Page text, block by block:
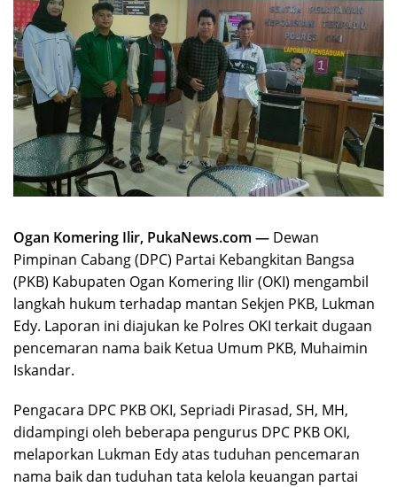
Ogan Komering Ilir, PukaNews.com — Dewan
Pimpinan Cabang (DPC) Partai Kebangkitan Bangsa
(PKB) Kabupaten Ogan Komering Ilir (OKI) mengambil
langkah hukum terhadap mantan Sekjen PKB, Lukman
Edy. Laporan ini diajukan ke Polres OKI terkait dugaan
pencemaran nama baik Ketua Umum PKB, Muhaimin
Iskandar.
Pengacara DPC PKB OKI, Sepriadi Pirasad, SH, MH,
didampingi oleh beberapa pengurus DPC PKB OKI,
melaporkan Lukman Edy atas tuduhan pencemaran
nama baik dan tuduhan tata kelola keuangan partai